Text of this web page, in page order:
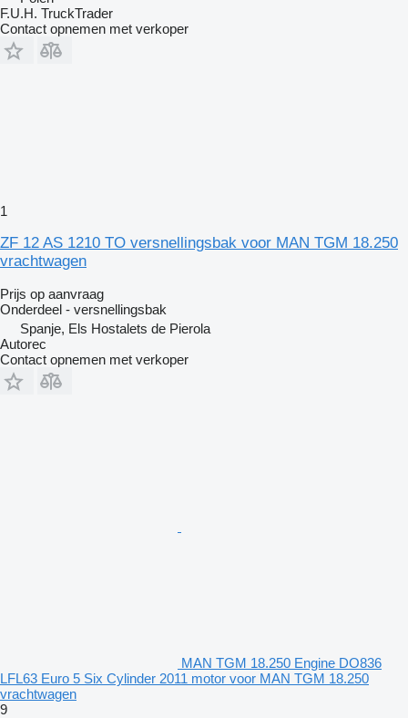
F.U.H. TruckTrader
Contact opnemen met verkoper
1
ZF 12 AS 1210 TO versnellingsbak voor MAN TGM 18.250
vrachtwagen
Prijs op aanvraag
Onderdeel - versnellingsbak
Spanje, Els Hostalets de Pierola
Autorec
Contact opnemen met verkoper
MAN TGM 18.250 Engine DO836
LFL63 Euro 5 Six Cylinder 2011 motor voor MAN TGM 18.250
vrachtwagen
9